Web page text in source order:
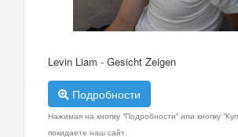
Levin Liam - Gesicht Zeigen
Подробности
Нажимая на кнопку "Подробности" или кнопку
покидаете наш сайт.